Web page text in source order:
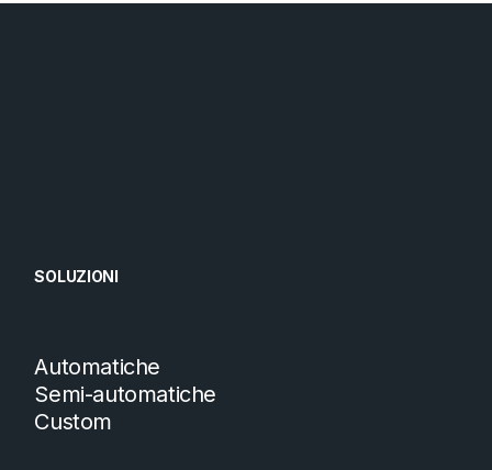
SOLUZIONI
Automatiche
Semi-automatiche
Custom